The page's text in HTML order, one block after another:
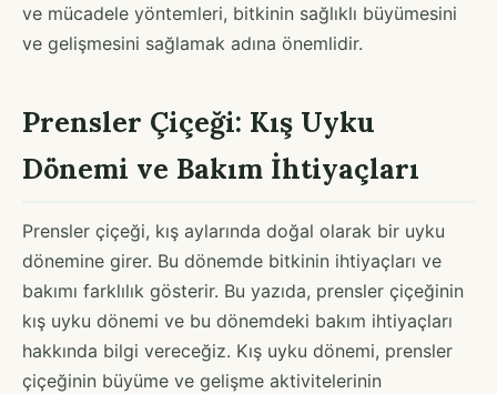
ve mücadele yöntemleri, bitkinin sağlıklı büyümesini
ve gelişmesini sağlamak adına önemlidir.
Prensler Çiçeği: Kış Uyku
Dönemi ve Bakım İhtiyaçları
Prensler çiçeği, kış aylarında doğal olarak bir uyku
dönemine girer. Bu dönemde bitkinin ihtiyaçları ve
bakımı farklılık gösterir. Bu yazıda, prensler çiçeğinin
kış uyku dönemi ve bu dönemdeki bakım ihtiyaçları
hakkında bilgi vereceğiz. Kış uyku dönemi, prensler
çiçeğinin büyüme ve gelişme aktivitelerinin